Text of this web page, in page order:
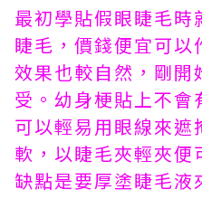
最初學貼假眼睫毛
睫毛，價錢便宜可以
效果也較自然，剛開
受。幼身梗貼上不會
可以輕易用眼線來遮
軟，以睫毛夾輕夾便
缺點是要厚塗睫毛液